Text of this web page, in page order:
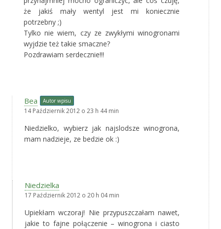
że jakiś mały wentyl jest mi koniecznie
potrzebny ;)
Tylko nie wiem, czy ze zwykłymi winogronami
wyjdzie też takie smaczne?
Pozdrawiam serdecznie!!!
Bea Autor wpisu
14 Październik 2012 o 23 h 44 min
Niedzielko, wybierz jak najslodsze winogrona,
mam nadzieje, ze bedzie ok :)
Niedzielka
17 Październik 2012 o 20 h 04 min
Upiekłam wczoraj! Nie przypuszczałam nawet,
jakie to fajne połączenie – winogrona i ciasto